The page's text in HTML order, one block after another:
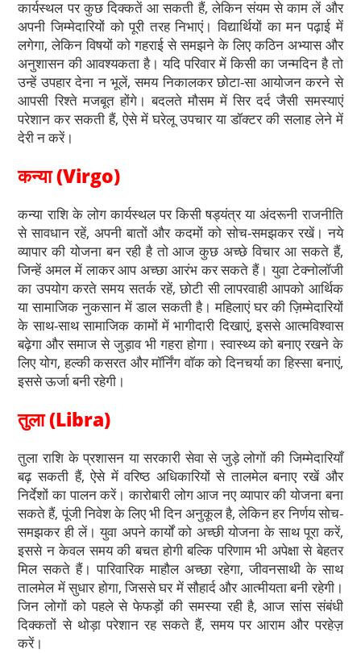
कार्यस्थल पर कुछ दिक्कतें आ सकती हैं, लेकिन संयम से काम लें और
अपनी जिम्मेदारियों को पूरी तरह निभाएं। विद्यार्थियों का मन पढ़ाई में
लगेगा, लेकिन विषयों को गहराई से समझने के लिए कठिन अभ्यास और
अनुशासन की आवश्यकता है। यदि परिवार में किसी का जन्मदिन है तो
उन्हें उपहार देना न भूलें, समय निकालकर छोटा-सा आयोजन करने से
आपसी रिश्ते मजबूत होंगे। बदलते मौसम में सिर दर्द जैसी समस्याएं
परेशान कर सकती हैं, ऐसे में घरेलू उपचार या डॉक्टर की सलाह लेने में
देरी न करें।
कन्या (Virgo)
कन्या राशि के लोग कार्यस्थल पर किसी षड्यंत्र या अंदरूनी राजनीति
से सावधान रहें, अपनी बातों और कदमों को सोच-समझकर रखें। नये
व्यापार की योजना बन रही है तो आज कुछ अच्छे विचार आ सकते हैं,
जिन्हें अमल में लाकर आप अच्छा आरंभ कर सकते हैं। युवा टेक्नोलॉजी
का उपयोग करते समय सतर्क रहें, छोटी सी लापरवाही आपको आर्थिक
या सामाजिक नुकसान में डाल सकती है। महिलाएं घर की ज़िम्मेदारियों
के साथ-साथ सामाजिक कामों में भागीदारी दिखाएं, इससे आत्मविश्वास
बढ़ेगा और समाज से जुड़ाव भी गहरा होगा। स्वास्थ्य को बनाए रखने के
लिए योग, हल्की कसरत और मॉर्निंग वॉक को दिनचर्या का हिस्सा बनाएं,
इससे ऊर्जा बनी रहेगी।
तुला (Libra)
तुला राशि के प्रशासन या सरकारी सेवा से जुड़े लोगों की जिम्मेदारियाँ
बढ़ सकती हैं, ऐसे में वरिष्ठ अधिकारियों से तालमेल बनाए रखें और
निर्देशों का पालन करें। कारोबारी लोग आज नए व्यापार की योजना बना
सकते हैं, पूंजी निवेश के लिए भी दिन अनुकूल है, लेकिन हर निर्णय सोच-
समझकर ही लें। युवा अपने कार्यों को अच्छी योजना के साथ पूरा करें,
इससे न केवल समय की बचत होगी बल्कि परिणाम भी अपेक्षा से बेहतर
मिल सकते हैं। पारिवारिक माहौल अच्छा रहेगा, जीवनसाथी के साथ
तालमेल में सुधार होगा, जिससे घर में सौहार्द और आत्मीयता बनी रहेगी।
जिन लोगों को पहले से फेफड़ों की समस्या रही है, आज सांस संबंधी
दिक्कतों से थोड़ा परेशान रह सकते हैं, समय पर आराम और परहेज़
करें।